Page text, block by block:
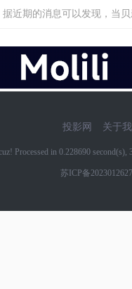
近期的消息可以发现，当
投影网 关于
Processed in 0.228690
苏ICP备